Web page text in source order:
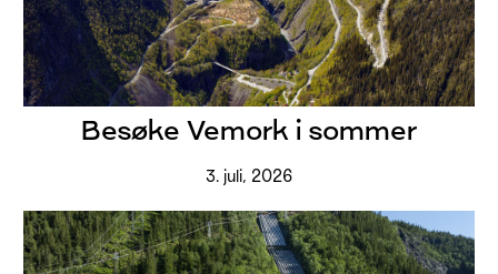
Besøke Vemork i sommer
3. juli, 2026